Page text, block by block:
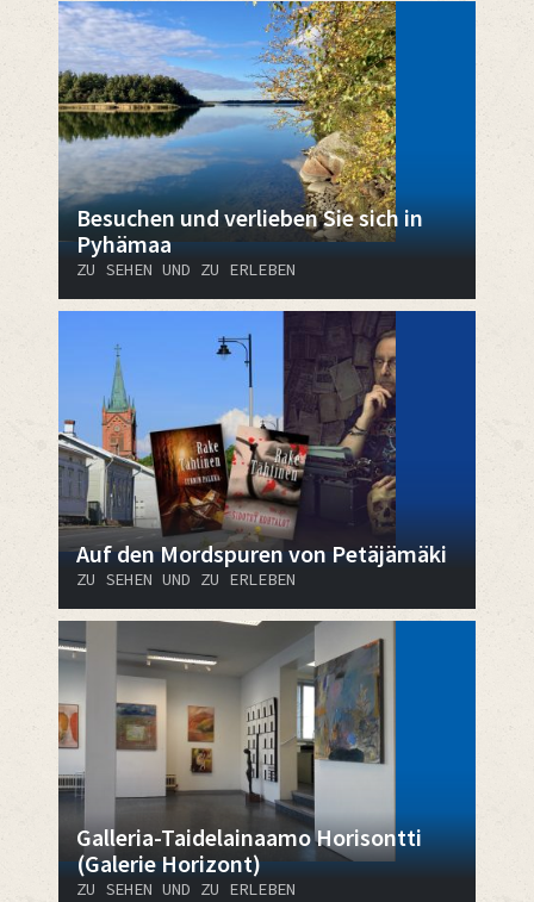
Besuchen und verlieben Sie sich in
Pyhämaa
ZU SEHEN UND ZU ERLEBEN
Auf den Mordspuren von Petäjämäki
ZU SEHEN UND ZU ERLEBEN
Galleria-Taidelainaamo Horisontti
(Galerie Horizont)
ZU SEHEN UND ZU ERLEBEN